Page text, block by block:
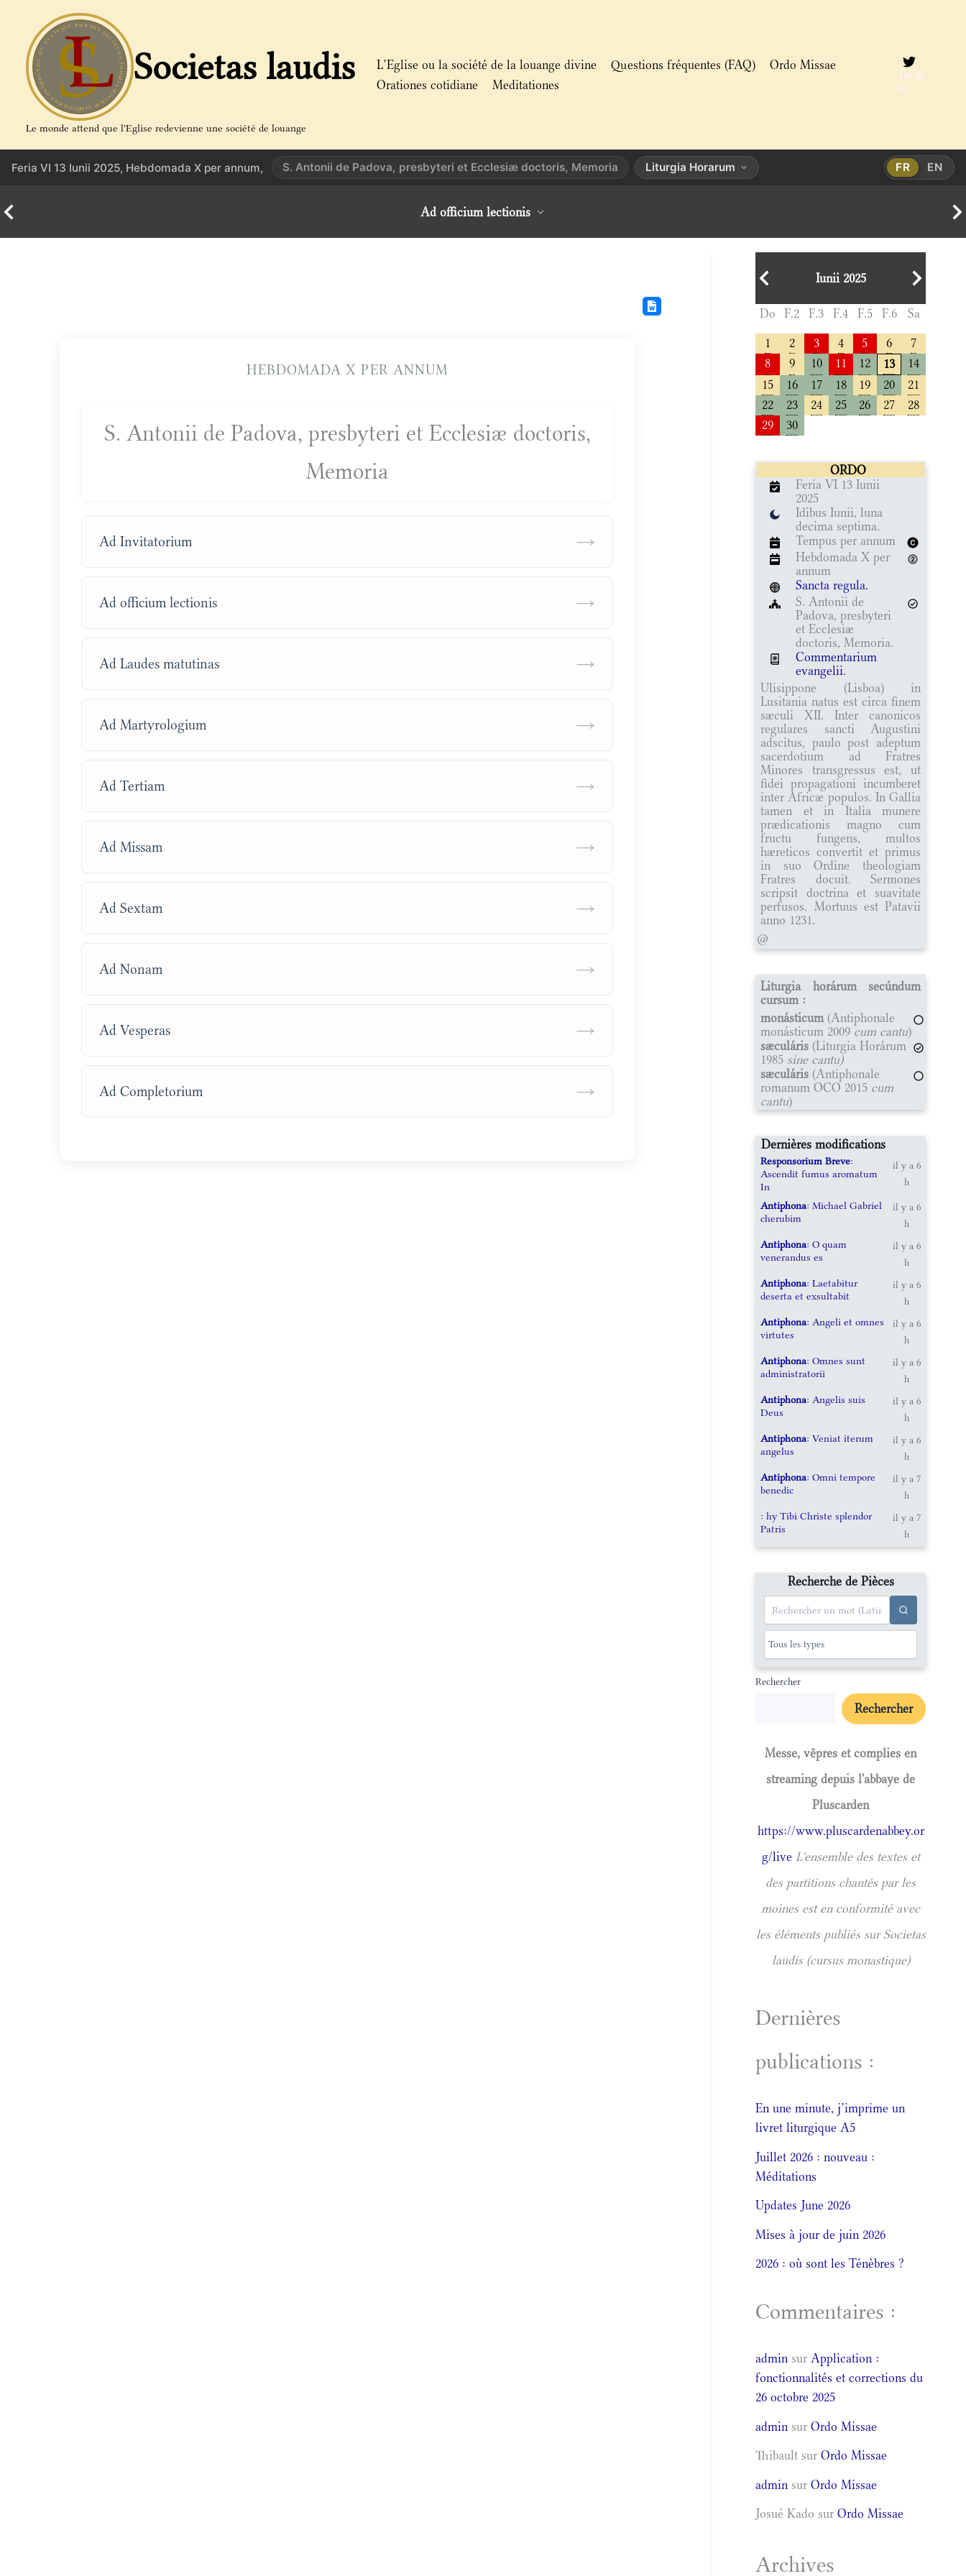
contenu
Societas laudis
Le monde attend que l'Eglise redevienne une société de louange
L’Eglise ou la société de la louange divine Questions fréquentes (FAQ)
Ordo Missae
Orationes cotidiane
Meditationes
Twitt
er
Feria VI 13 Iunii 2025, Hebdomada X per annum, S. Antonii de Padova, presbyteri et Ecclesiæ doctoris, Memoria Liturgia Horarum FR EN
Ad officium lectionis
HEBDOMADA X PER ANNUM
S. Antonii de Padova, presbyteri et Ecclesiæ doctoris,
Memoria
Ad Invitatorium →
Ad officium lectionis →
Ad Laudes matutinas →
Ad Martyrologium →
Ad Tertiam →
Ad Missam →
Ad Sextam →
Ad Nonam →
Ad Vesperas →
Ad Completorium →
Iunii 2025
Do F.2 F.3 F.4 F.5 F.6 Sa
1 2 3 4 5 6
7
8
9 10 11 12 13
14
15
16 17 18 19 20
21
22
23 24 25 26 27
28
29
30
ORDO
Feria VI 13 Iunii
2025
Idibus Iunii, luna
decima septima.
Tempus per annum
Hebdomada X per
annum
Sancta regula.
S. Antonii de
Padova, presbyteri
et Ecclesiæ
doctoris, Memoria.
Commentarium
evangelii.
Ulisippone (Lisboa) in
Lusitania natus est circa finem
sæculi XII. Inter canonicos
regulares sancti Augustini
adscitus, paulo post adeptum
sacerdotium ad Fratres
Minores transgressus est, ut
fidei propagationi incumberet
inter Africæ populos. In Gallia
tamen et in Italia munere
prædicationis magno cum
fructu fungens, multos
hæreticos convertit et primus
in suo Ordine theologiam
Fratres docuit. Sermones
scripsit doctrina et suavitate
perfusos. Mortuus est Patavii
anno 1231.
@
Liturgia horárum secúndum
cursum :
monásticum (Antiphonale
monásticum 2009 cum cantu)
sæculáris (Liturgia Horárum
1985 sine cantu)
sæculáris (Antiphonale
romanum OCO 2015 cum
cantu)
Dernières modifications
Responsorium Breve:
Ascendit fumus aromatum
In
il y a 6
h
Antiphona: Michael Gabriel
cherubim
il y a 6
h
Antiphona: O quam
venerandus es
il y a 6
h
Antiphona: Laetabitur
deserta et exsultabit
il y a 6
h
Antiphona: Angeli et omnes
virtutes
il y a 6
h
Antiphona: Omnes sunt
administratorii
il y a 6
h
Antiphona: Angelis suis
Deus
il y a 6
h
Antiphona: Veniat iterum
angelus
il y a 6
h
Antiphona: Omni tempore
benedic
il y a 7
h
: hy Tibi Christe splendor
Patris
il y a 7
h
Recherche de Pièces
Rechercher
Rechercher
Messe, vêpres et complies en
streaming depuis l'abbaye de
Pluscarden
https://www.pluscardenabbey.or
g/live L'ensemble des textes et
des partitions chantés par les
moines est en conformité avec
les éléments publiés sur Societas
laudis (cursus monastique)
Dernières
publications :
En une minute, j’imprime un
livret liturgique A5
Juillet 2026 : nouveau :
Méditations
Updates June 2026
Mises à jour de juin 2026
2026 : où sont les Ténèbres ?
Commentaires :
admin surApplication :
fonctionnalités et corrections du
26 octobre 2025
admin surOrdo Missae
Thibault surOrdo Missae
admin surOrdo Missae
Josué Kado surOrdo Missae
Archives